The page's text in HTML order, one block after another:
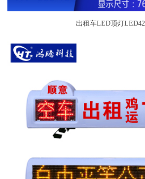
出租车LED顶灯LED42